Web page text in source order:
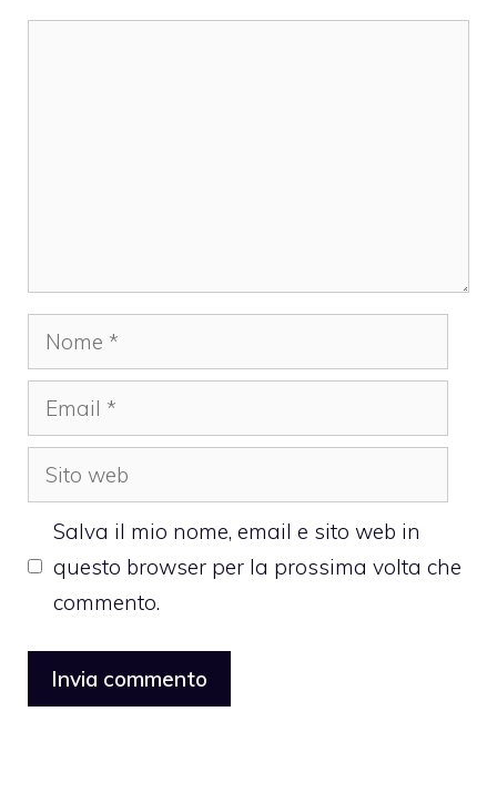
Nome
Email
Sito
web
Salva il mio nome, email e sito web in
questo browser per la prossima volta che
commento.